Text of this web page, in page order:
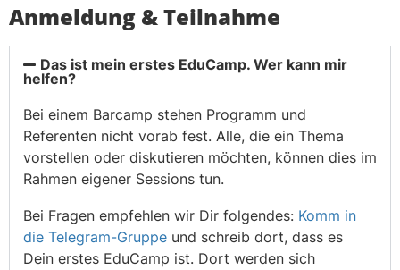
Anmeldung & Teilnahme
Das ist mein erstes EduCamp. Wer kann mir
helfen?
Bei einem Barcamp stehen Programm und
Referenten nicht vorab fest. Alle, die ein Thema
vorstellen oder diskutieren möchten, können dies im
Rahmen eigener Sessions tun.
Bei Fragen empfehlen wir Dir folgendes: Komm in
die Telegram-Gruppe und schreib dort, dass es
Dein erstes EduCamp ist. Dort werden sich